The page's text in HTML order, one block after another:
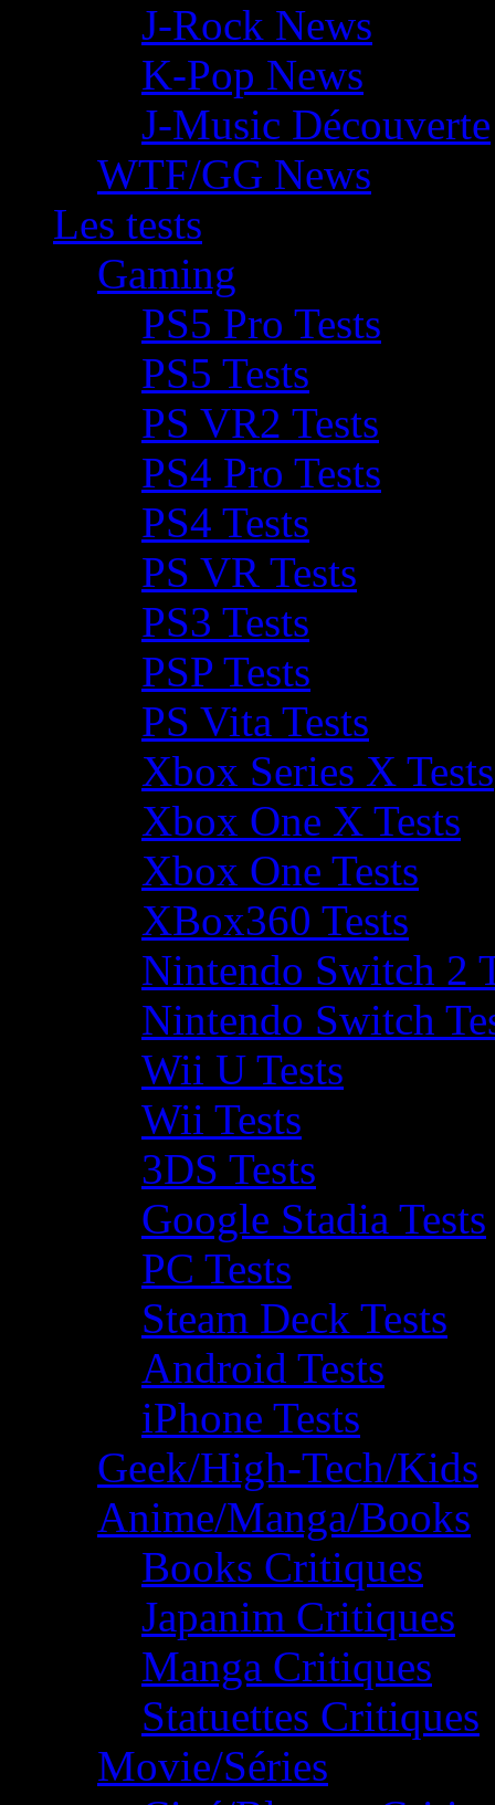
J-Rock News
K-Pop News
J-Music Découverte
WTF/GG News
Les tests
Gaming
PS5 Pro Tests
PS5 Tests
PS VR2 Tests
PS4 Pro Tests
PS4 Tests
PS VR Tests
PS3 Tests
PSP Tests
PS Vita Tests
Xbox Series X Tests
Xbox One X Tests
Xbox One Tests
XBox360 Tests
Nintendo Switch 2
Nintendo Switch
Wii U Tests
Wii Tests
3DS Tests
Google Stadia Tests
PC Tests
Steam Deck Tests
Android Tests
iPhone Tests
Geek/High-Tech/Kids
Anime/Manga/Books
Books Critiques
Japanim Critiques
Manga Critiques
Statuettes Critiques
Movie/Séries